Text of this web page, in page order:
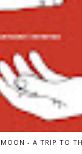
- A TRIP TO